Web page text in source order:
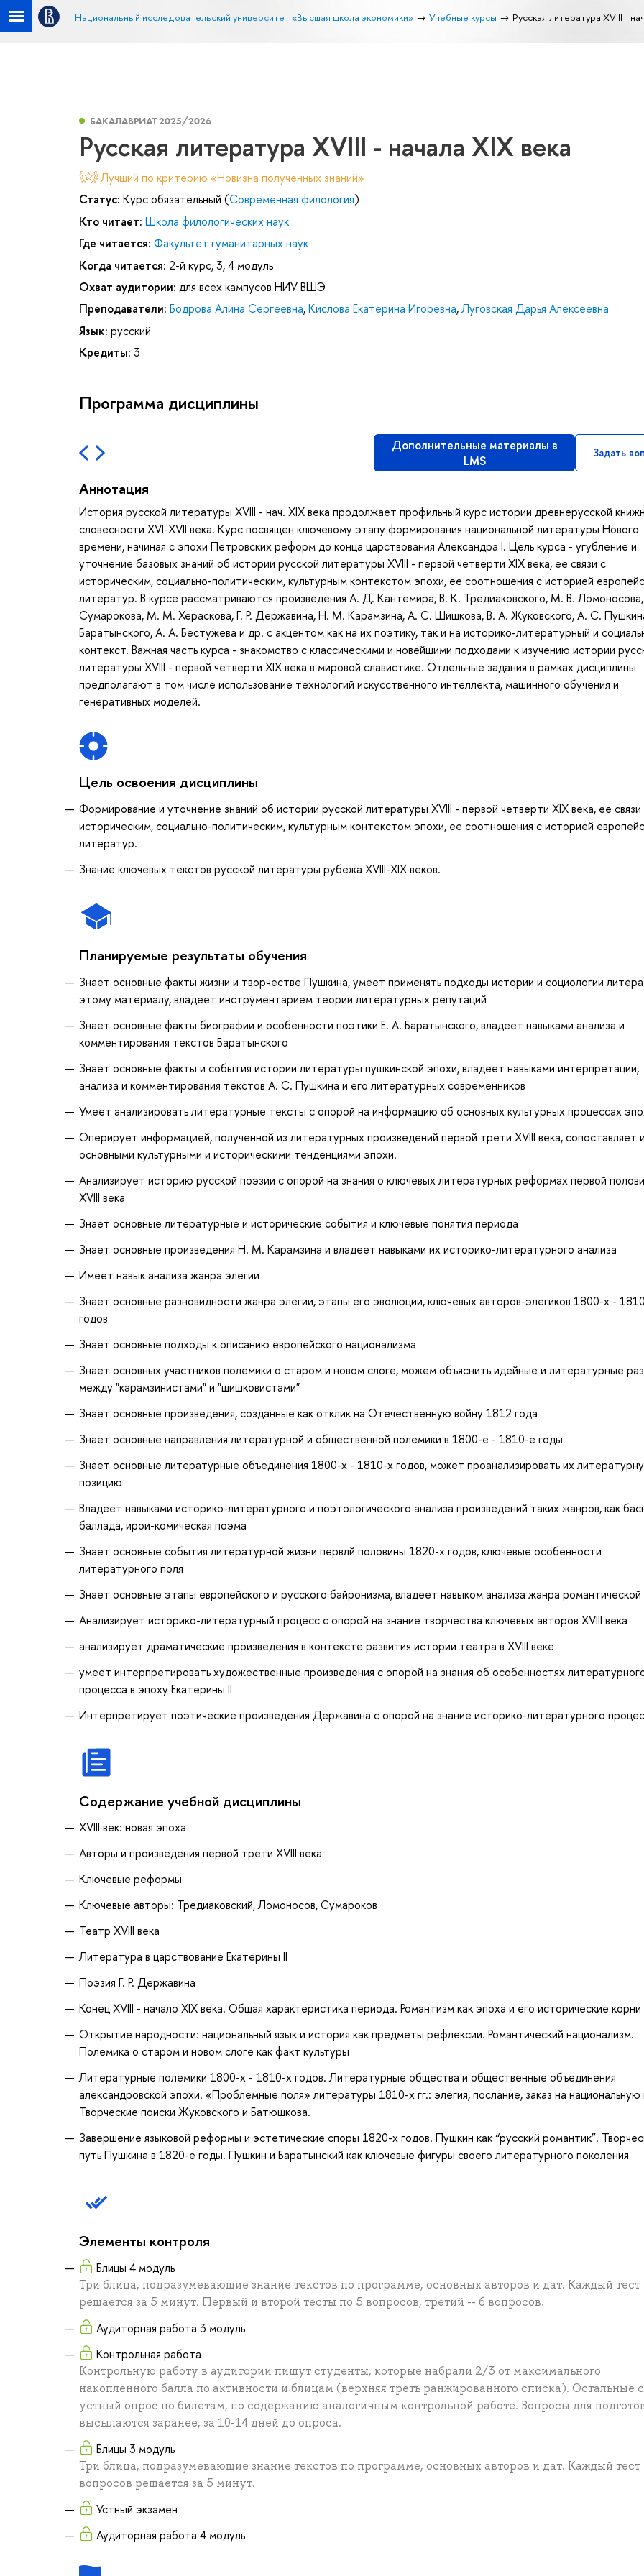
Национальный исследовательский университет «Высшая школа экономики» Учебные курсы Русская литература XVIII -
БАКАЛАВРИАТ 2025/2026
Русская литература XVIII - начала XIX века
Лучший по критерию «Новизна полученных знаний»
Статус: Курс обязательный (Современная филология)
Кто читает: Школа филологических наук
Где читается: Факультет гуманитарных наук
Когда читается: 2-й курс, 3, 4 модуль
Охват аудитории: для всех кампусов НИУ ВШЭ
Преподаватели: Бодрова Алина Сергеевна,Кислова Екатерина Игоревна,Луговская Дарья Алексеевна
Язык: русский
Кредиты: 3
Программа дисциплины
Дополнительные материалы в
LMS
Задать
Аннотация
История русской литературы XVIII - нач. XIX века продолжает профильный курс истории древнерусской
словесности XVI-XVII века. Курс посвящен ключевому этапу формирования национальной литературы Нового
времени, начиная с эпохи Петровских реформ до конца царствования Александра I. Цель курса - угубление и
уточнение базовых знаний об истории русской литературы XVIII - первой четверти XIX века, ее связи с
историческим, социально-политическим, культурным контекстом эпохи, ее соотношения с историей
литератур. В курсе рассматриваются произведения А. Д. Кантемира, В. К. Тредиаковского, М. В.
Сумарокова, М. М. Хераскова, Г. Р. Державина, Н. М. Карамзина, А. С. Шишкова, В. А. Жуковского, А. С.
Баратынского, А. А. Бестужева и др. с акцентом как на их поэтику, так и на историко-литературный и
контекст. Важная часть курса - знакомство с классическими и новейшими подходами к изучению истории
литературы XVIII - первой четверти XIX века в мировой славистике. Отдельные задания в рамках дисциплины
предполагают в том числе использование технологий искусственного интеллекта, машинного обучения и
генеративных моделей.
Цель освоения дисциплины
Формирование и уточнение знаний об истории русской литературы XVIII - первой четверти XIX века, ее связи
историческим, социально-политическим, культурным контекстом эпохи, ее соотношения с историей
литератур.
Знание ключевых текстов русской литературы рубежа XVIII-XIX веков.
Планируемые результаты обучения
Знает основные факты жизни и творчестве Пушкина, умеет применять подходы истории и социологии
этому материалу, владеет инструментарием теории литературных репутаций
Знает основные факты биографии и особенности поэтики Е. А. Баратынского, владеет навыками анализа и
комментирования текстов Баратынского
Знает основные факты и события истории литературы пушкинской эпохи, владеет навыками интерпретации,
анализа и комментирования текстов А. С. Пушкина и его литературных современников
Умеет анализировать литературные тексты с опорой на информацию об основных культурных процессах
Оперирует информацией, полученной из литературных произведений первой трети XVIII века, сопоставляет
основными культурными и историческими тенденциями эпохи.
Анализирует историю русской поэзии с опорой на знания о ключевых литературных реформах первой
XVIII века
Знает основные литературные и исторические события и ключевые понятия периода
Знает основные произведения Н. М. Карамзина и владеет навыками их историко-литературного анализа
Имеет навык анализа жанра элегии
Знает основные разновидности жанра элегии, этапы его эволюции, ключевых авторов-элегиков 1800-х -
годов
Знает основные подходы к описанию европейского национализма
Знает основных участников полемики о старом и новом слоге, можем объяснить идейные и литературные
между "карамзинистами" и "шишковистами"
Знает основные произведения, созданные как отклик на Отечественную войну 1812 года
Знает основные направления литературной и общественной полемики в 1800-е - 1810-е годы
Знает основные литературные объединения 1800-х - 1810-х годов, может проанализировать их
позицию
Владеет навыками историко-литературного и поэтологического анализа произведений таких жанров, как
баллада, ирои-комическая поэма
Знает основные события литературной жизни первлй половины 1820-х годов, ключевые особенности
литературного поля
Знает основные этапы европейского и русского байронизма, владеет навыком анализа жанра
Анализирует историко-литературный процесс с опорой на знание творчества ключевых авторов XVIII века
анализирует драматические произведения в контексте развития истории театра в XVIII веке
умеет интерпретировать художественные произведения с опорой на знания об особенностях
процесса в эпоху Екатерины II
Интерпретирует поэтические произведения Державина с опорой на знание историко-литературного
Содержание учебной дисциплины
XVIII век: новая эпоха
Авторы и произведения первой трети XVIII века
Ключевые реформы
Ключевые авторы: Тредиаковский, Ломоносов, Сумароков
Театр XVIII века
Литература в царствование Екатерины II
Поэзия Г. Р. Державина
Конец XVIII - начало XIX века. Общая характеристика периода. Романтизм как эпоха и его исторические корни
Открытие народности: национальный язык и история как предметы рефлексии. Романтический национализм.
Полемика о старом и новом слоге как факт культуры
Литературные полемики 1800-х - 1810-х годов. Литературные общества и общественные объединения
александровской эпохи. «Проблемные поля» литературы 1810-х гг.: элегия, послание, заказ на
Творческие поиски Жуковского и Батюшкова.
Завершение языковой реформы и эстетические споры 1820-х годов. Пушкин как “русский романтик”.
путь Пушкина в 1820-е годы. Пушкин и Баратынский как ключевые фигуры своего литературного поколения
Элементы контроля
Блицы 4 модуль
Три блица, подразумевающие знание текстов по программе, основных авторов и дат. Каждый тест
решается за 5 минут. Первый и второй тесты по 5 вопросов, третий -- 6 вопросов.
Аудиторная работа 3 модуль
Контрольная работа
Контрольную работу в аудитории пишут студенты, которые набрали 2/3 от максимального
накопленного балла по активности и блицам (верхняя треть ранжированного списка). Остальные
устный опрос по билетам, по содержанию аналогичным контрольной работе. Вопросы для
высылаются заранее, за 10-14 дней до опроса.
Блицы 3 модуль
Три блица, подразумевающие знание текстов по программе, основных авторов и дат. Каждый тест
вопросов решается за 5 минут.
Устный экзамен
Аудиторная работа 4 модуль